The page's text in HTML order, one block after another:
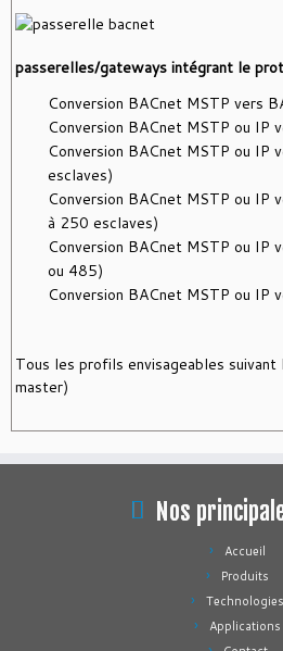
passerelles/gateways intégrant le
Conversion BACnet MSTP vers
Conversion BACnet MSTP ou IP
Conversion BACnet MSTP ou IP
esclaves)
Conversion BACnet MSTP ou IP
à 250 esclaves)
Conversion BACnet MSTP ou IP
ou 485)
Conversion BACnet MSTP ou IP
Tous les profils envisageables
master)
Nos
Accueil
Produits
Technologies
Applications